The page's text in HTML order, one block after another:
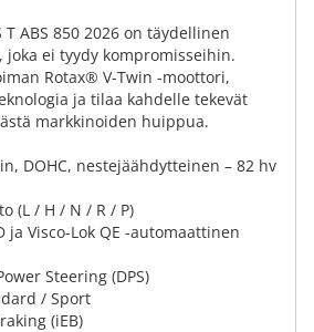
T ABS 850 2026 on täydellinen
ei tyydy kompromisseihin.
Rotax® V-Twin -moottori,
ja tilaa kahdelle tekevät
markkinoiden huippua.
DOHC, nestejäähdytteinen – 82 hv
(L / H / N / R / P)
ja Visco-Lok QE -automaattinen
Steering (DPS)
/ Sport
(iEB)